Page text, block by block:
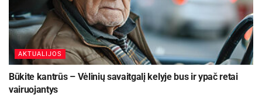
AKTUALIJOS
Būkite kantrūs – Vėlinių savaitgalį kelyje bus ir ypač retai
vairuojantys